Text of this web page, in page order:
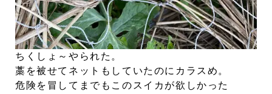
ちくしょ～やられた。
藁を被せてネットもしていたのにカラスめ。
危険を冒してまでもこのスイカが欲しかった